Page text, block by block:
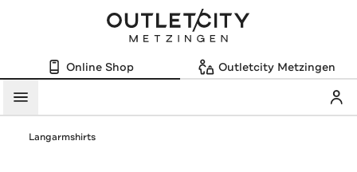
Online Shop Outletcity Metzingen
Menü
Langarmshirts